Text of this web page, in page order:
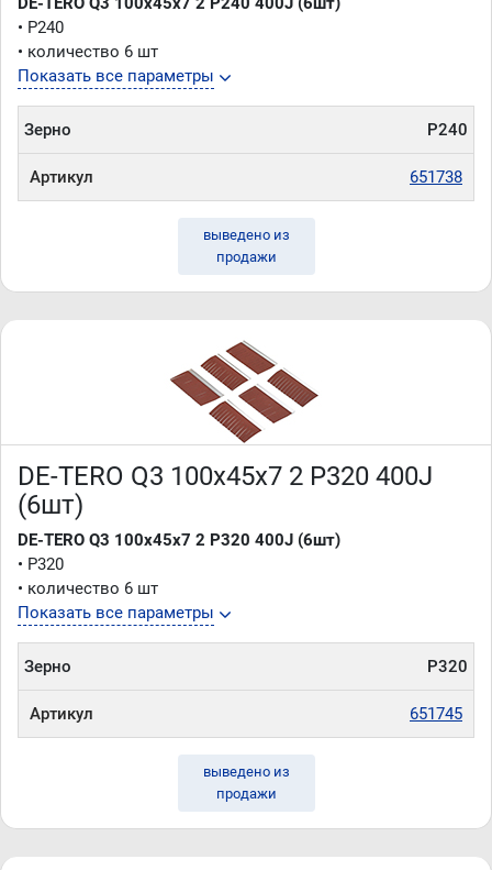
• P240
• количество 6 шт
Показать все параметры
Зерно P240
Артикул 651738
выведено из
продажи
DE-TERO Q3 100х45х7 2 P320 400J
(6шт)
DE-TERO Q3 100х45х7 2 P320 400J (6шт)
• P320
• количество 6 шт
Показать все параметры
Зерно P320
Артикул 651745
выведено из
продажи